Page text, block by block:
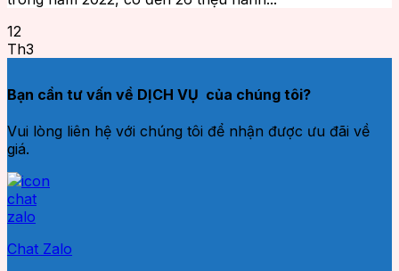
12
Th3
Bạn cần tư vấn về DỊCH VỤ của chúng tôi?
Vui lòng liên hệ với chúng tôi để nhận được ưu đãi về
giá.
Chat Zalo